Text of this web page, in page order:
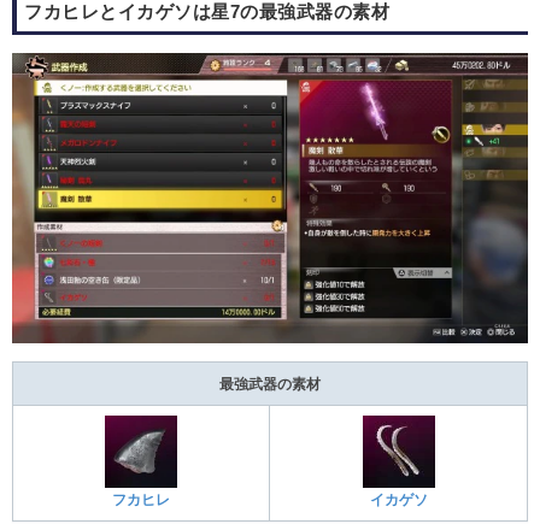
フカヒレとイカゲソは星7の最強武器の素材
最強武器の素材
フカヒレ イカゲソ